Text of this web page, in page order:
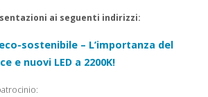
ai seguenti indirizzi:
sostenibile – L’importanza del
e nuovi LED a 2200K!